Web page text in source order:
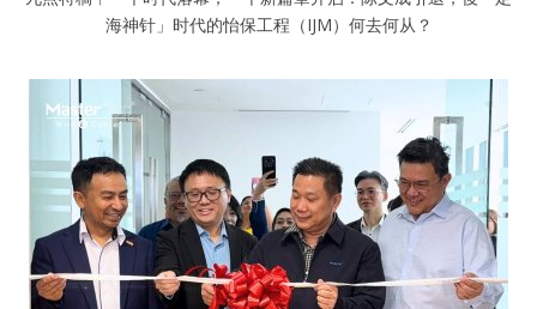
海神针」时代的怡保工程（IJM）何去何从？